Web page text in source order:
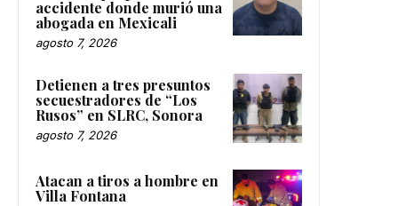
accidente donde murió una
abogada en Mexicali
agosto 7, 2026
Detienen a tres presuntos
secuestradores de “Los
Rusos” en SLRC, Sonora
agosto 7, 2026
Atacan a tiros a hombre en
Villa Fontana